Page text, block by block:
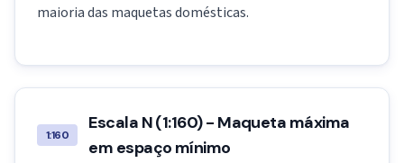
maioria das maquetas domésticas.
1:160
Escala N (1:160) - Maqueta máxima
em espaço mínimo